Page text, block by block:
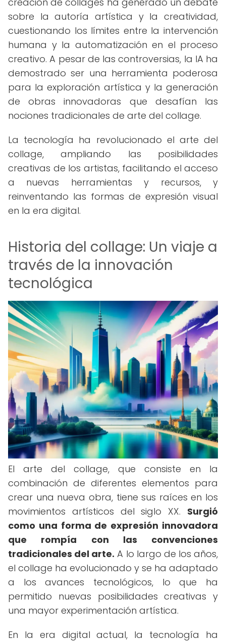
sobre la autoría artística y la creatividad,
cuestionando los límites entre la intervención
humana y la automatización en el proceso
creativo. A pesar de las controversias, la IA ha
demostrado ser una herramienta poderosa
para la exploración artística y la generación
de obras innovadoras que desafían las
nociones tradicionales de arte del collage.
La tecnología ha revolucionado el arte del
collage, ampliando las posibilidades
creativas de los artistas, facilitando el acceso
a nuevas herramientas y recursos, y
reinventando las formas de expresión visual
en la era digital.
Historia del collage: Un viaje a
través de la innovación
tecnológica
El arte del collage, que consiste en la
combinación de diferentes elementos para
crear una nueva obra, tiene sus raíces en los
movimientos artísticos del siglo XX. Surgió
como una forma de expresión innovadora
que rompía con las convenciones
tradicionales del arte. A lo largo de los años,
el collage ha evolucionado y se ha adaptado
a los avances tecnológicos, lo que ha
permitido nuevas posibilidades creativas y
una mayor experimentación artística.
En la era digital actual, la tecnología ha